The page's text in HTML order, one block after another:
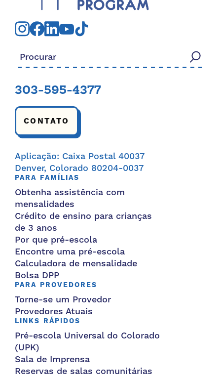
Procurar:
303-595-4377
CONTATO
Aplicação: Caixa Postal 40037
Denver, Colorado 80204-0037
PARA FAMÍLIAS
Obtenha assistência com
mensalidades
Crédito de ensino para crianças
de 3 anos
Por que pré-escola
Encontre uma pré-escola
Calculadora de mensalidade
Bolsa DPP
PARA PROVEDORES
Torne-se um Provedor
Provedores Atuais
LINKS RÁPIDOS
Pré-escola Universal do Colorado
(UPK)
Sala de Imprensa
Reservas de salas comunitárias